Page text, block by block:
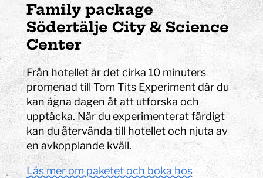
Family package
Södertälje City & Science
Center
Från hotellet är det cirka 10 minuters
promenad till Tom Tits Experiment där du
kan ägna dagen åt att utforska och
upptäcka. När du experimenterat färdigt
kan du återvända till hotellet och njuta av
en avkopplande kväll.
Läs mer om paketet och boka hos